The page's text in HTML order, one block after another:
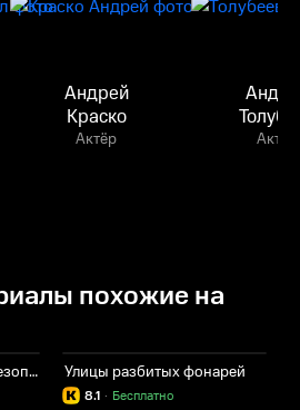
Андрей
Краско
Актёр Актёр
похожие на
Агент национальной безопасности. Возвращение Улицы разбитых фонарей
8.1 Бесплатно
·